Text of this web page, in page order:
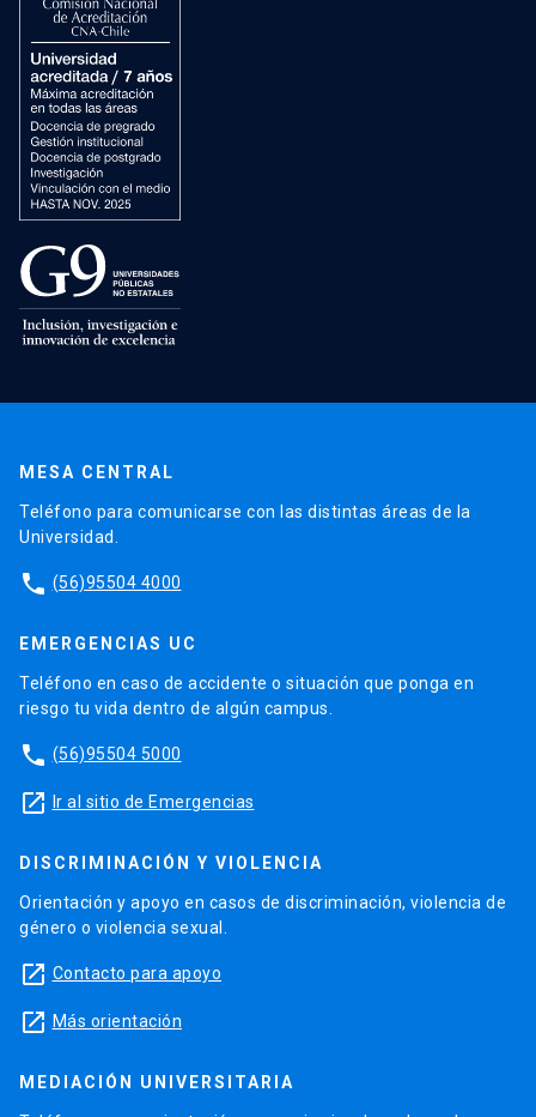
MESA CENTRAL
Teléfono para comunicarse con las distintas áreas de la
Universidad.
phone (56)95504 4000
EMERGENCIAS UC
Teléfono en caso de accidente o situación que ponga en
riesgo tu vida dentro de algún campus.
phone (56)95504 5000
launch Ir al sitio de Emergencias
DISCRIMINACIÓN Y VIOLENCIA
Orientación y apoyo en casos de discriminación, violencia de
género o violencia sexual.
launch Contacto para apoyo
launch Más orientación
MEDIACIÓN UNIVERSITARIA